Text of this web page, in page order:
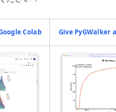
Colab(opens in a new tab)
Give PyGWalker